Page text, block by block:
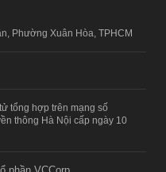
Phường Xuân Hòa, TPHCM
tổng hợp trên mạng số
thông Hà Nội cấp ngày 10